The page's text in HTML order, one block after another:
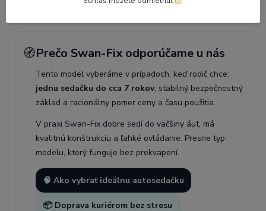
🧭Prečo Swan-Fix odporúčame u nás
Tento model vyberáme v prípadoch, keď rodič chce:
jednu sedačku do cca 7 rokov, stabilný bezpečnostný
základ a racionálny pomer ceny a času použitia.
V praxi Swan-Fix dobre sedí do väčšiny áut, má
kvalitnú konštrukciu a ľahké ovládanie. Presne typ
modelu, ktorý funguje bez prekvapení.
🧠 Ako vybrať ideálnu autosedačku
📦 Doprava kuriérom bez stresu